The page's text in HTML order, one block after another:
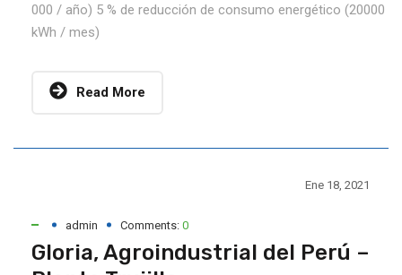
000 / año) 5 % de reducción de consumo energético (20000
kWh / mes)
Read More
Ene 18, 2021
admin Comments: 0
Gloria, Agroindustrial del Perú –